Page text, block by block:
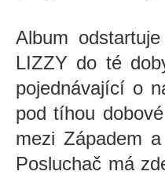
Album
LIZZY do té
pojednávající o
pod tíhou
mezi Západem
Posluchač má